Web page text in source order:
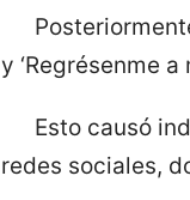
y ‘Regrésenme a
Esto causó
redes sociales,